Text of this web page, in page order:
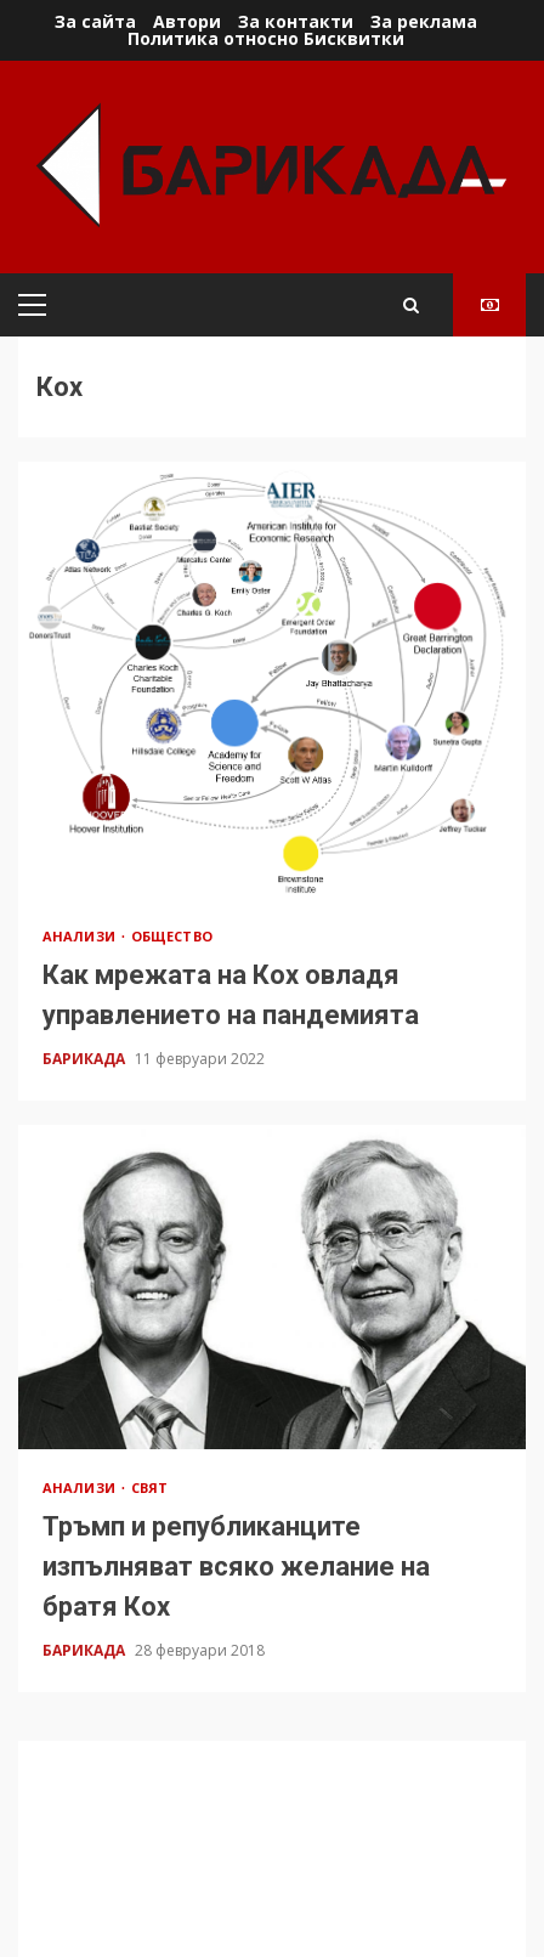
За сайта Автори За контакти За реклама
Политика относно Бисквитки
Primary
Кох
АНАЛИЗИ ОБЩЕСТВО
Как мрежата на Кох овладя
управлението на пандемията
БАРИКАДА 11 февруари 2022
АНАЛИЗИ СВЯТ
Тръмп и републиканците
изпълняват всяко желание на
братя Кох
БАРИКАДА 28 февруари 2018